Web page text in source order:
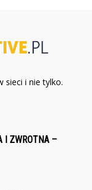
sieci i nie tylko.
I ZWROTNA –